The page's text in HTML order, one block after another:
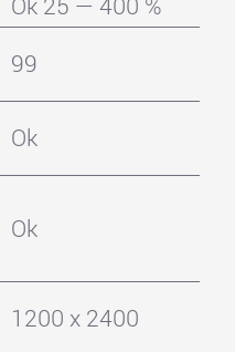
99
Ok
Ok
1200 x 2400